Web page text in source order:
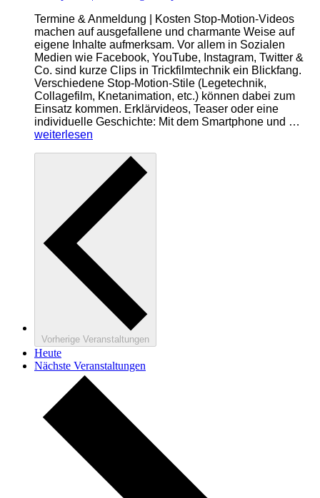
Termine & Anmeldung | Kosten Stop-Motion-Videos
machen auf ausgefallene und charmante Weise auf
eigene Inhalte aufmerksam. Vor allem in Sozialen
Medien wie Facebook, YouTube, Instagram, Twitter &
Co. sind kurze Clips in Trickfilmtechnik ein Blickfang.
Verschiedene Stop-Motion-Stile (Legetechnik,
Collagefilm, Knetanimation, etc.) können dabei zum
Einsatz kommen. Erklärvideos, Teaser oder eine
individuelle Geschichte: Mit dem Smartphone und …
weiterlesen
Vorherige Veranstaltungen
Heute
Nächste Veranstaltungen